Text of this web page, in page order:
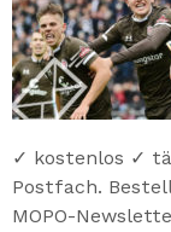
✓ kostenlos ✓
Postfach.
MOPO-